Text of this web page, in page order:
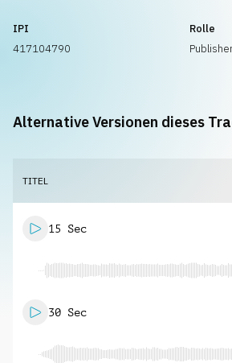
IPI
417104790
Rolle
Alternative Versionen dieses
TITEL
15 Sec
30 Sec